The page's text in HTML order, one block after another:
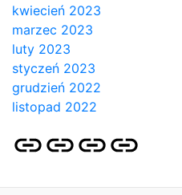
kwiecień 2023
marzec 2023
luty 2023
styczeń 2023
grudzień 2022
listopad 2022
Strona
główna
Pozycjonowanie
Stron
SKLEP
SEO
BLOG